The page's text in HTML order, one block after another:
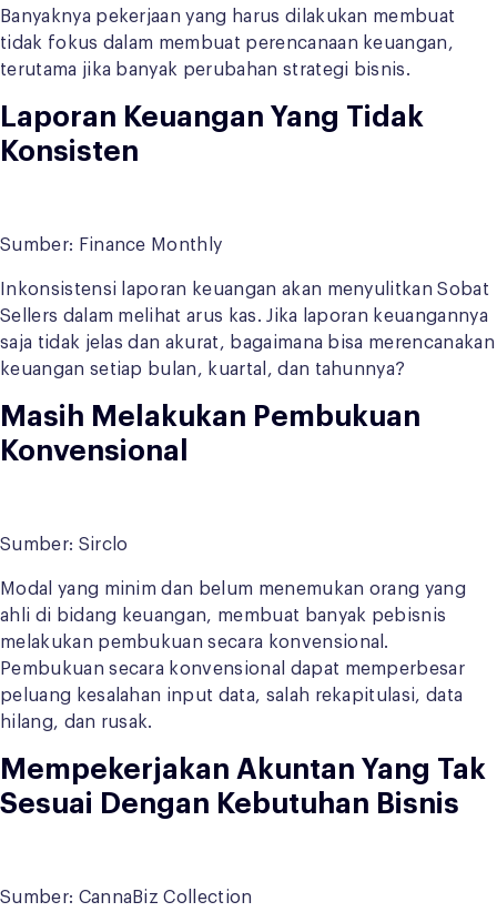
Banyaknya pekerjaan yang harus dilakukan membuat
tidak fokus dalam membuat perencanaan keuangan,
terutama jika banyak perubahan strategi bisnis.
Laporan Keuangan Yang Tidak
Konsisten
Sumber: Finance Monthly
Inkonsistensi laporan keuangan akan menyulitkan Sobat
Sellers dalam melihat arus kas. Jika laporan keuangannya
saja tidak jelas dan akurat, bagaimana bisa merencanakan
keuangan setiap bulan, kuartal, dan tahunnya?
Masih Melakukan Pembukuan
Konvensional
Sumber: Sirclo
Modal yang minim dan belum menemukan orang yang
ahli di bidang keuangan, membuat banyak pebisnis
melakukan pembukuan secara konvensional.
Pembukuan secara konvensional dapat memperbesar
peluang kesalahan input data, salah rekapitulasi, data
hilang, dan rusak.
Mempekerjakan Akuntan Yang Tak
Sesuai Dengan Kebutuhan Bisnis
Sumber: CannaBiz Collection